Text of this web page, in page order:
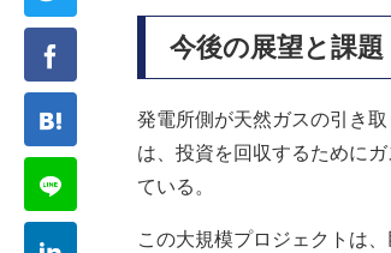
今後の展望と課題
発電所側が天然ガスの引き
は、投資を回収するために
ている。
この大規模プロジェクトは